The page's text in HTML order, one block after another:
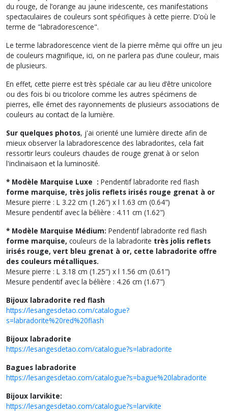
du rouge, de l’orange au jaune iridescente, ces manifestations
spectaculaires de couleurs sont spécifiques à cette pierre. D’où le
terme de "labradorescence".
Le terme labradorescence vient de la pierre même qui offre un jeu
de couleurs magnifique, ici, on ne parlera pas d’une couleur, mais
de plusieurs.
En effet, cette pierre est très spéciale car au lieu d’être unicolore
ou des fois bi ou tricolore comme les autres spécimens de
pierres, elle émet des rayonnements de plusieurs associations de
couleurs au contact de la lumière.
Sur quelques photos, j'ai orienté une lumière directe afin de
mieux observer la labradorescence des labradorites, cela fait
ressortir leurs couleurs chaudes de rouge grenat à or selon
l'inclinaisaon et la luminosité.
* Modèle Marquise Luxe : Pendentif labradorite red flash
forme marquise, très jolis reflets irisés rouge grenat à or
Mesure pierre : L 3.22 cm (1.26") x l 1.63 cm (0.64")
Mesure pendentif avec la bélière : 4.11 cm (1.62")
* Modèle Marquise Médium: Pendentif labradorite red flash
forme marquise, couleurs de la labradorite très jolis reflets
irisés rouge, vert bleu grenat à or, cette labradorite offre
des couleurs métalliques.
Mesure pierre : L 3.18 cm (1.25") x l 1.56 cm (0.61")
Mesure pendentif avec la bélière : 4.26 cm (1.67")
Bijoux labradorite red flash
https://lesangesdetao.com/catalogue?
s=labradorite%20red%20flash
Bijoux labradorite
https://lesangesdetao.com/catalogue?s=labradorite
Bagues labradorite
https://lesangesdetao.com/catalogue?s=bague%20labradorite
Bijoux larvikite:
https://lesangesdetao.com/catalogue?s=larvikite